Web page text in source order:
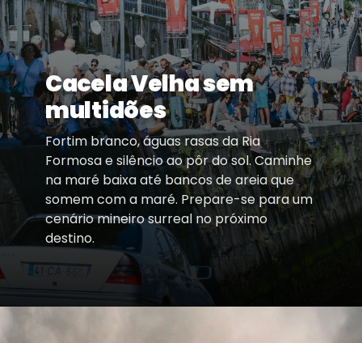
Cacela Velha sem
multidões
Fortim branco, águas rasas da Ria
Formosa e silêncio ao pôr do sol. Caminhe
na maré baixa até bancos de areia que
somem com a maré. Prepare-se para um
cenário mineiro surreal no próximo
destino.